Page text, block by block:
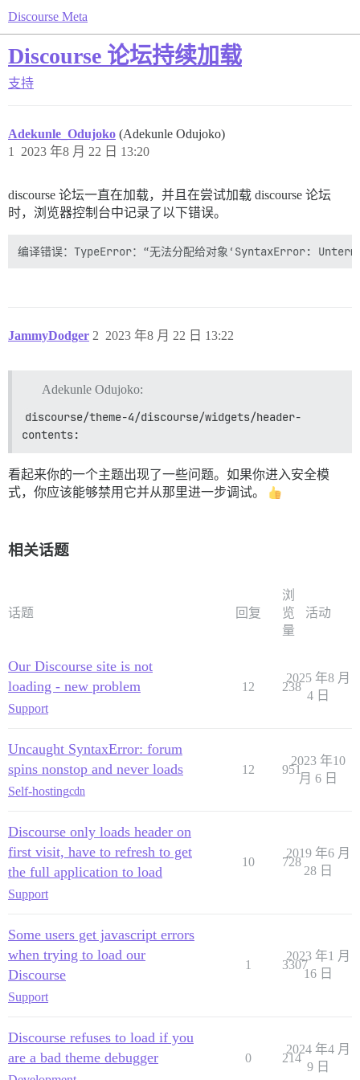
Discourse Meta
Discourse 论坛持续加载
支持
Adekunle_Odujoko (Adekunle Odujoko)
2023 年8 月 22 日 13:20
1
discourse 论坛一直在加载，并且在尝试加载 discourse 论坛
时，浏览器控制台中记录了以下错误。
JammyDodger 2023 年8 月 22 日 13:22
2
Adekunle Odujoko:
discourse/theme-4/discourse/widgets/header-
contents:
看起来你的一个主题出现了一些问题。如果你进入安全模
式，你应该能够禁用它并从那里进一步调试。
相关话题
话题 回复
浏
览
量
活动
Our Discourse site is not
loading - new problem
Support
12 238
2025 年8 月
4 日
Uncaught SyntaxError: forum
spins nonstop and never loads
Self-hostingcdn
12 951
2023 年10
月 6 日
Discourse only loads header on
first visit, have to refresh to get
the full application to load
Support
10 728
2019 年6 月
28 日
Some users get javascript errors
when trying to load our
Discourse
Support
1 3307
2023 年1 月
16 日
Discourse refuses to load if you
are a bad theme debugger
0 214
2024 年4 月
9 日